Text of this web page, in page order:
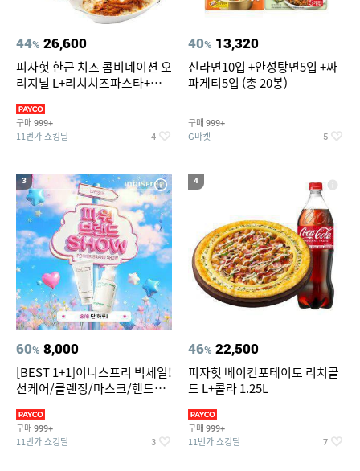
44% 26,600
피자헛 한근 치즈 콤비네이션 오
리지널 L+리치치즈파스타+콜
구매 999+
11번가 쇼킹딜 4
40% 13,320
신라면10입 +안성탕면5입 +짜
파게티5입 (총 20봉)
구매 999+
G마켓 5
3
60% 8,000
[BEST 1+1]이니스프리 빅세일!
선케어/클렌징/마스크/핸드크
구매 999+
11번가 쇼킹딜 3
4
46% 22,500
피자헛 베이컨포테이토 리치골
드 L+콜라 1.25L
구매 999+
11번가 쇼킹딜 7